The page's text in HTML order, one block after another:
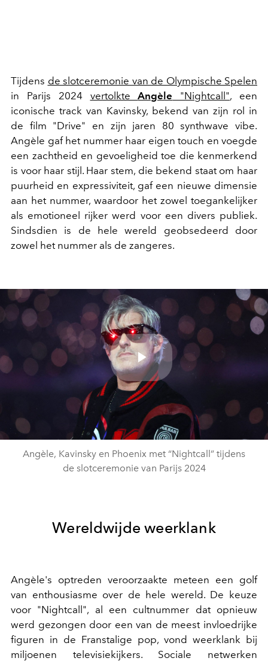
Tijdens de slotceremonie van de Olympische Spelen
in Parijs 2024 vertolkteAngèle "Nightcall", een
iconische track van Kavinsky, bekend van zijn rol in
de film "Drive" en zijn jaren 80 synthwave vibe.
Angèle gaf het nummer haar eigen touch en voegde
een zachtheid en gevoeligheid toe die kenmerkend
is voor haar stijl. Haar stem, die bekend staat om haar
puurheid en expressiviteit, gaf een nieuwe dimensie
aan het nummer, waardoor het zowel toegankelijker
als emotioneel rijker werd voor een divers publiek.
Sindsdien is de hele wereld geobsedeerd door
zowel het nummer als de zangeres.
Play
Video
Angèle, Kavinsky en Phoenix met “Nightcall” tijdens
de slotceremonie van Parijs 2024
Wereldwijde weerklank
Angèle's optreden veroorzaakte meteen een golf
van enthousiasme over de hele wereld. De keuze
voor "Nightcall", al een cultnummer dat opnieuw
werd gezongen door een van de meest invloedrijke
figuren in de Franstalige pop, vond weerklank bij
miljoenen televisiekijkers. Sociale netwerken